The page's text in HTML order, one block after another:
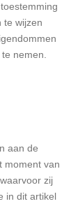
te wijzen
nemen.
aan de
moment van
zij
in dit artikel